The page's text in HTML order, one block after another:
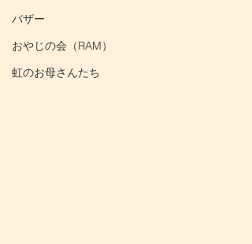
バザー
おやじの会（RAM）
虹のお母さんたち